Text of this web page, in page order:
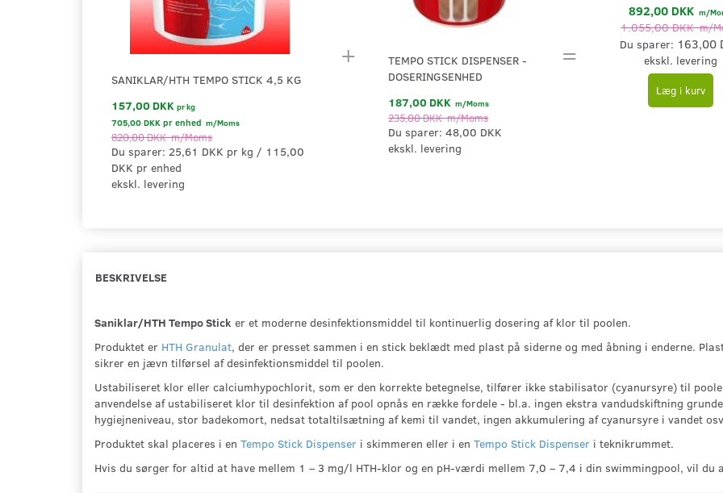
SANIKLAR/HTH TEMPO STICK 4,5 KG
157,00 DKK prkg
705,00 DKK pr enhed m/Moms
820,00 DKKm/Moms
Du sparer: 25,61 DKK pr kg
115,00
DKK pr enhed
ekskl. levering
+
TEMPO STICK DISPENSER -
DOSERINGSENHED
187,00 DKK m/Moms
235,00 DKKm/Moms
Du sparer:48,00 DKK
ekskl. levering
=
892,00 DKK m/
1.055,00 DKKm/
Du sparer: 163,00
ekskl. levering
Læg i kurv
BESKRIVELSE
Saniklar/HTH Tempo Stick er et moderne desinfektionsmiddel til kontinuerlig dosering af klor til poolen.
Produktet er HTH Granulat, der er presset sammen i en stick beklædt med plast på siderne og med åbning i enderne.
sikrer en jævn tilførsel af desinfektionsmiddel til poolen.
Ustabiliseret klor eller calciumhypochlorit, som er den korrekte betegnelse, tilfører ikke stabilisator (cyanursyre) til
anvendelse af ustabiliseret klor til desinfektion af pool opnås en række fordele - bl.a. ingen ekstra vandudskiftning
hygiejneniveau, stor badekomort, nedsat totaltilsætning af kemi til vandet, ingen akkumulering af cyanursyre i vandet
Produktet skal placeres i en Tempo Stick Dispenser i skimmeren eller i en Tempo Stick Dispenser i teknikrummet.
Hvis du sørger for altid at have mellem 1 – 3 mg/l HTH-klor og en pH-værdi mellem 7,0 – 7,4 i din swimmingpool, vil du